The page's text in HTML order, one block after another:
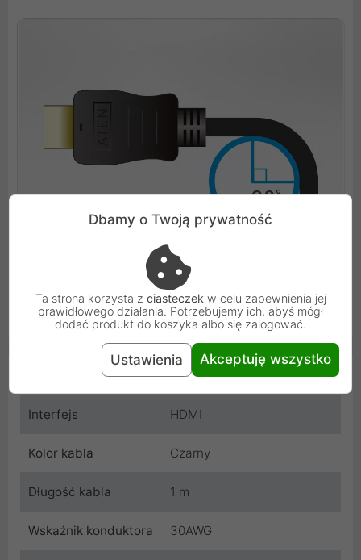
Cechy produktu
Interfejs HDMI
Kolor kabla Czarny
Długość kabla 1 m
Wskaźnik konduktora 30AWG
Dbamy o Twoją prywatność
Ta strona korzysta z ciasteczek w celu zapewnienia jej
prawidłowego działania. Potrzebujemy ich, abyś mógł
dodać produkt do koszyka albo się zalogować.
Ustawienia Akceptuję wszystko